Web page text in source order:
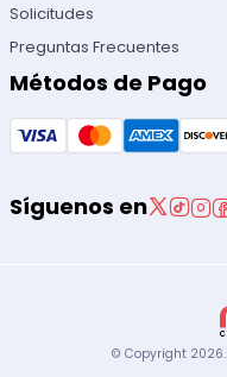
Solicitudes
Preguntas Frecuentes
Métodos de Pago
Síguenos en
© Copyright 2026.